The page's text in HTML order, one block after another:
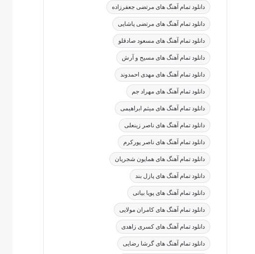
دانلود تمام آهنگ های مرتضی جعفرزاده
دانلود تمام آهنگ های مرتضی پاشایی
دانلود تمام آهنگ های مسعود صادقلو
دانلود تمام آهنگ های مسیح و آرش
دانلود تمام آهنگ های مهدی احمدوند
دانلود تمام آهنگ های مهراد جم
دانلود تمام آهنگ های میثم ابراهیمی
دانلود تمام آهنگ های ناصر زینعلی
دانلود تمام آهنگ های ناصر پورکرم
دانلود تمام آهنگ های همایون شجریان
دانلود تمام آهنگ های پازل بند
دانلود تمام آهنگ های پویا بیاتی
دانلود تمام آهنگ های کامران مولایی
دانلود تمام آهنگ های کسری زاهدی
دانلود تمام آهنگ های گرشا رضایی